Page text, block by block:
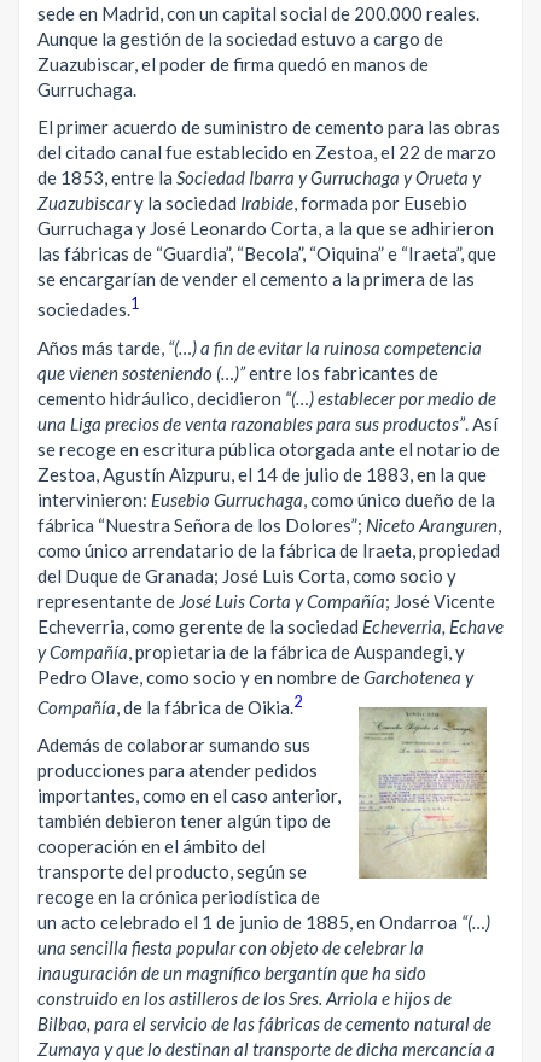
sede en Madrid, con un capital social de 200.000 reales.
Aunque la gestión de la sociedad estuvo a cargo de
Zuazubiscar, el poder de firma quedó en manos de
Gurruchaga.
El primer acuerdo de suministro de cemento para las obras
del citado canal fue establecido en Zestoa, el 22 de marzo
de 1853, entre la Sociedad Ibarra y Gurruchaga y Orueta y
Zuazubiscary la sociedad Irabide, formada por Eusebio
Gurruchaga y José Leonardo Corta, a la que se adhirieron
las fábricas de “Guardia”, “Becola”, “Oiquina” e “Iraeta”, que
se encargarían de vender el cemento a la primera de las
sociedades.1
Años más tarde, “(…) a fin de evitar la ruinosa competencia
que vienen sosteniendo (…)”entre los fabricantes de
cemento hidráulico, decidieron “(…) establecer por medio de
una Liga precios de venta razonables para sus productos”. Así
se recoge en escritura pública otorgada ante el notario de
Zestoa, Agustín Aizpuru, el 14 de julio de 1883, en la que
intervinieron: Eusebio Gurruchaga , como único dueño de la
fábrica “Nuestra Señora de los Dolores”; Niceto Aranguren
como único arrendatario de la fábrica de Iraeta, propiedad
del Duque de Granada; José Luis Corta, como socio y
representante de José Luis Corta y Compañía; José Vicente
Echeverria, como gerente de la sociedad Echeverria, Echave
y Compañía , propietaria de la fábrica de Auspandegi, y
Pedro Olave, como socio y en nombre deGarchotenea y
Compañía , de la fábrica de Oikia. 2
Además de colaborar sumando sus
producciones para atender pedidos
importantes, como en el caso anterior,
también debieron tener algún tipo de
cooperación en el ámbito del
transporte del producto, según se
recoge en la crónica periodística de
un acto celebrado el 1 de junio de 1885, en Ondarroa “(…)
una sencilla fiesta popular con objeto de celebrar la
inauguración de un magnífico bergantín que ha sido
construido en los astilleros de los Sres. Arriola e hijos de
Bilbao, para el servicio de las fábricas de cemento natural de
Zumaya y que lo destinan al transporte de dicha mercancía a